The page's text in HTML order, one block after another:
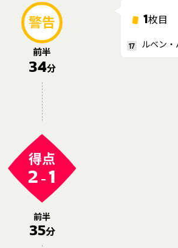
警告
前半
34分
1枚目
17 ルベン
得点
2 - 1
前半
35分